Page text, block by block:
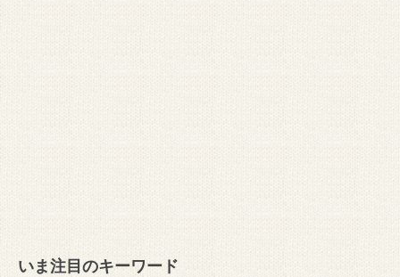
いま注目のキーワード